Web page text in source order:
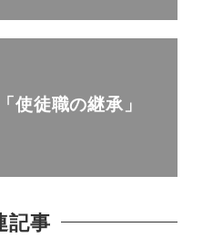
使徒職の継承」
記事